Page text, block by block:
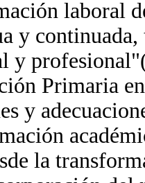
laboral
y
y
Primaria
y
la